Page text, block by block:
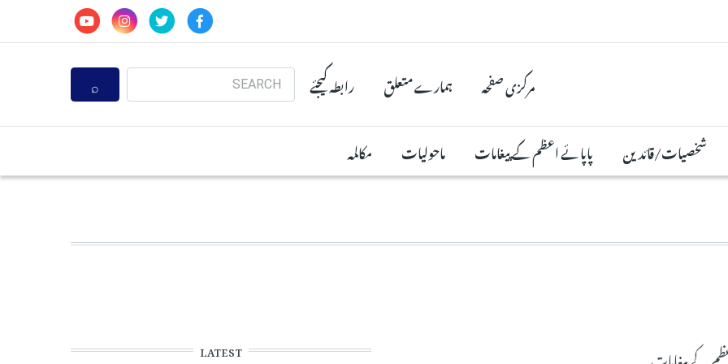
مرکزی صفحہ ہمارے متعلق رابطہ کیجئے
Search
شخصیات/قائدین پاپائے اعظم کے پیغامات ماحولیات مکالمہ
LATEST